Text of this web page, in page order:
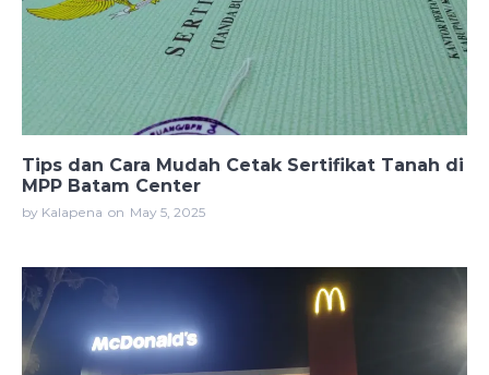
Tips dan Cara Mudah Cetak Sertifikat Tanah di
MPP Batam Center
by Kalapena on May 5, 2025